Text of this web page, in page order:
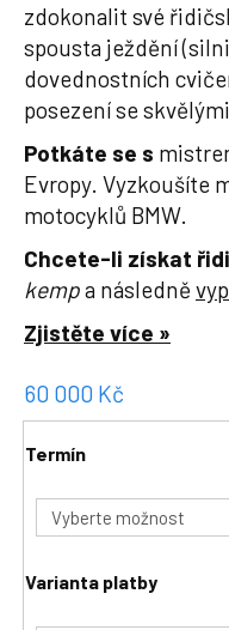
zdokonalit své
spousta ježdění
dovednostních
posezení se
Potkáte se s
Evropy. Vyzkoušíte
motocyklů BMW.
Chcete-li získat
kempa následně
Zjistěte více »
60 000 Kč
Termín
Varianta platby